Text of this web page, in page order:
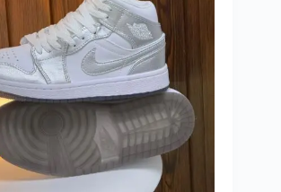
pueden
elegir
en
la
página
de
producto